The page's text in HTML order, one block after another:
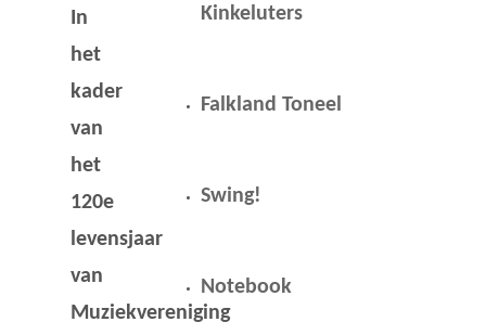
In
het
kader
van
het
120e
levensjaar
van
Muziekvereniging
Kinkeluters
Falkland Toneel
Swing!
Notebook